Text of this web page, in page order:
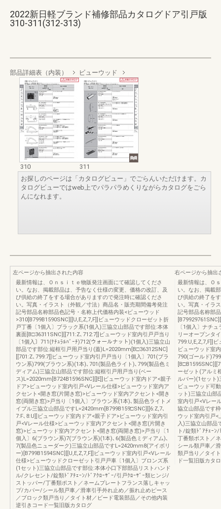
2022新日軽ブランド補修部品カタログドア引戸版
310-311(312-313)
部品詳細表（内装） ビューウッド
310
311
お探しのページは「カタログビュー」でごらんいただけます。カ
タログビューではweb上でパラパラめくりながらカタログをごら
んになれます。
左ページから抽出された内容
最新情報は、Ｏｎｓｉｔｅ物販発注画面にて確認してくださ
い。なお、掲載部品は、予告なく仕様の変更、価格の改訂、及
び供給の終了をする場合がありますので発注時に確認くださ
い。写真・イラスト（外観／寸法）商品名・販売期間備考発注
記号部品名称部品色記号・名称上代価格内装<ビューウッド
>310[B799B1590SNC][[U,E,Z,7,F]]ビューウッドクローゼット折
戸丁番〔1個入〕ブラック系(1個入)三協立山部品です部位:本体
裏面[B□36311SNC][[711:Z､712:7]]ビューウッド室内引戸戸当り
〔1個入〕711(ﾅﾁｭﾗﾙﾊﾞｰﾁ)712(ウォールナット)(1個入)三協立山
部品です部位:縦框引戸用戸当り(蓋)L=2020mm[B□36312SNC]
[[701:Z､799:7]]ビューウッド室内引戸戸当り〔1個入〕701(ブラ
ウン系)799(ブラウン系)(1本)､701(製品色ライト)､799(製品色ミ
ディアム)三協立山部品です部位:縦框引戸用戸当り(ベー
ス)L=2020mm[B724B1596SNC][[E]]ビューウッド室内ドア<親子
ドア>ビューウッド室内引戸<Vレール仕様>ビューウッド室内ア
クセント<開き窓(片開き窓)>ビューウッド室内アクセント<開き
窓(両開き窓)>戸当り〔1個入〕ブラウン系(1本)､製品色ライトメ
イプル三協立山部品ですL=2420mm[B799B159□SNC][[6:Z,7､
7:F､8:U]]ビューウッド室内ドア<親子ドア>ビューウッド室内引
戸<Vレール仕様>ビューウッド室内アクセント<開き窓(片開き
窓)>ビューウッド室内アクセント<開き窓(両開き窓)>戸当り〔1
個入〕6(ブラウン系)7(ブラウン系)(1本)､6(製品色ミディアム)､
7(製品色ニューダーク)三協立山部品ですL=2420mm8(アイボリ
ー)[B799B1594SNC][[U,E,Z,7,F]]ビューウッド室内引戸<Vレール
仕様>ビューウッドクローゼット引戸戸車〔1個入〕ブロンズ系
(1セット)三協立山部品です部位:本体小口下部部品リストハンド
ル/クレセント/錠類ﾄﾞｱﾁｪｰﾝ/ﾄﾞｱｸﾛｰｻﾞｰ/引戸ｸﾛｰｻﾞｰ類ヒンジ/
ストッパー/丁番類ポスト／ネームプレートフランス落しキャッ
プ/カバー/シール類戸車／滑車引手外れ止め／振れ止めピース
／ブロック類戸当り／タイト材／ビード電装部品／その他内装
逆引きコード一覧旧版カタログ
右ページから抽出
最新情報は、Ｏ
い。なお、掲載
び供給の終了を
い。写真・イラ
記号部品名称部
〔1個入〕ナチ
リーオープンタ
799:U,E,Z,7,F]]
ビューウッド室
790(ゴールド
ーゼット(アルミ
ルバー)(1セット)
ビューウッド可
ット)三協立山部
室内引戸<Vレー
協立山部品です
ウッド室内引戸<
入)三協立山部品
ト/錠類ﾄﾞｱﾁｪｰﾝ
丁番類ポスト／
シール類戸車／
類戸当り／タイ
ド一覧旧版カタ